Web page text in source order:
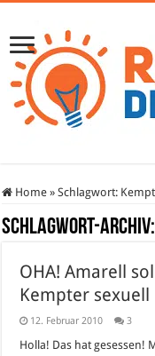
Home » Schlagwort:
Schlagwort-Archiv:
OHA! Amarell
Kempter
12. Februar 2010 3
Holla! Das hat gesessen!